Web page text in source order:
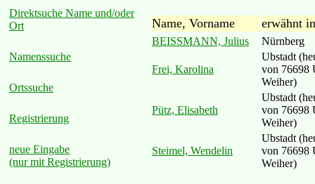
Direktsuche Name und/oder
Ort
Namenssuche
Ortssuche
Registrierung
neue Eingabe
(nur mit Registrierung)
Name, Vorname erwähnt in
BEISSMANN, Julius Nürnberg
Frei, Karolina
Ubstadt
von 76698
Weiher)
Pütz, Elisabeth
Ubstadt
von 76698
Weiher)
Steimel, Wendelin
Ubstadt
von 76698
Weiher)